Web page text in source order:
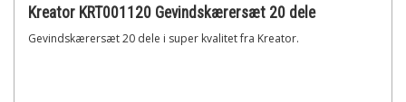
Kreator KRT001120 Gevindskærersæt 20 dele
Gevindskærersæt 20 dele i super kvalitet fra Kreator.